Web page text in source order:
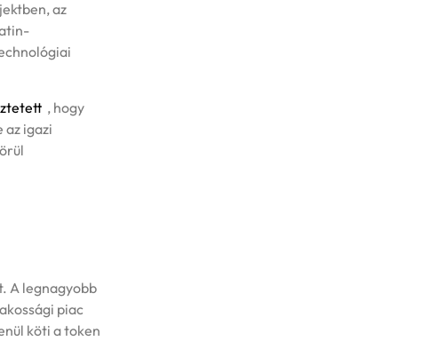
az
, hogy
az igazi
A legnagyobb
piac
köti a token